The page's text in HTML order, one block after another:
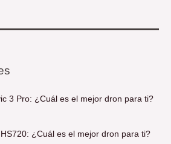
3 Pro: ¿Cuál es el mejor dron para ti?
¿Cuál es el mejor dron para ti?